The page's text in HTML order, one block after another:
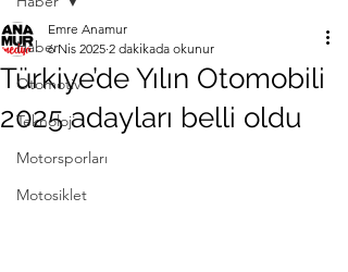
Haber
Otomotiv
Teknoloji
Motorsporları
Motosiklet
Türkiye’de Yılın Otomobili
2025 adayları belli oldu
Emre Anamur
6 Nis 2025 2 dakikada okunur